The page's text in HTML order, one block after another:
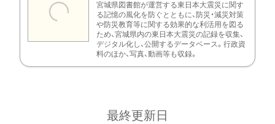
宮城県図書館が運営する東日本大震災に関す
る記憶の風化を防ぐとともに、防災・減災対策
や防災教育等に関する効果的な利活用を図る
ため、宮城県内の東日本大震災の記録を収集、
デジタル化し、公開するデータベース。行政資
料のほか、写真、動画等も収録。
最終更新日